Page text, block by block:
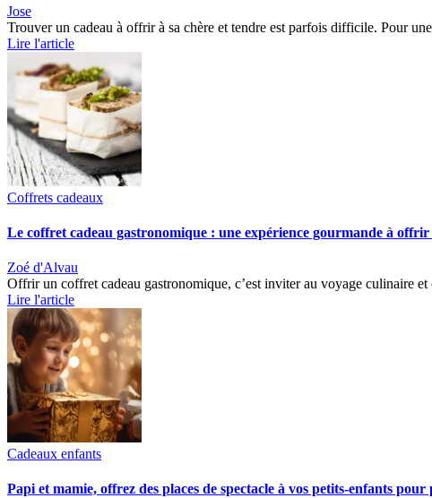
Jose
Trouver un cadeau à offrir à sa chère et tendre est parfois difficile. Pour
Lire l'article
Coffrets cadeaux
Le coffret cadeau gastronomique : une expérience gourmande à offrir
Zoé d'Alvau
Offrir un coffret cadeau gastronomique, c’est inviter au voyage culinaire
Lire l'article
Cadeaux enfants
Papi et mamie, offrez des places de spectacle à vos petits-enfants